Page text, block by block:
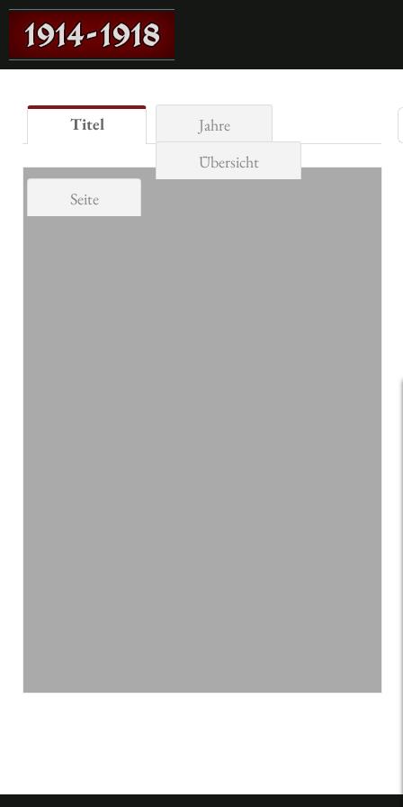
Titel
Jahre
Übersicht
Seite